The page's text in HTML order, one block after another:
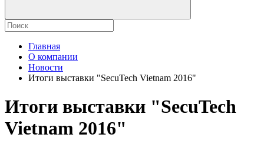
Главная
О компании
Новости
Итоги выставки "SecuTech Vietnam 2016"
Итоги выставки "SecuTech
Vietnam 2016"